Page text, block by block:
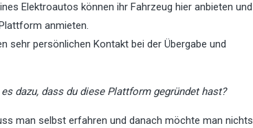
Elektroautos können ihr Fahrzeug hier anbieten und
anmieten.
sehr persönlichen Kontakt bei der Übergabe und
dazu, dass du diese Plattform gegründet hast?
man selbst erfahren und danach möchte man nichts